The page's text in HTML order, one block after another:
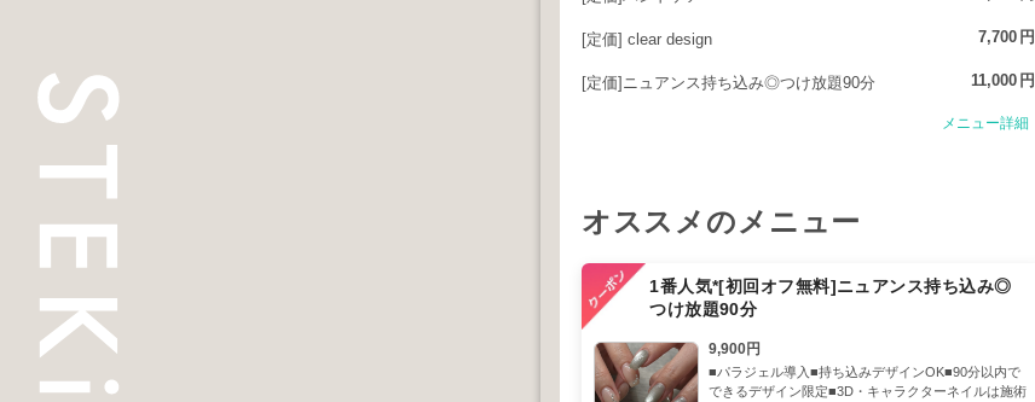
[定価] clear design 7,700 円
[定価]ニュアンス持ち込み◎つけ放題90分 11,000 円
メニュー詳細
オススメのメニュー
1番人気*[初回オフ無料]ニュアンス持ち込み◎
つけ放題90分
9,900円
■パラジェル導入■持ち込みデザインOK■90分以内で
できるデザイン限定■3D・キャラクターネイルは施術